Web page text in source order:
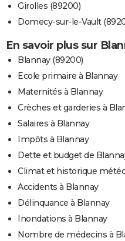
Girolles (89200)
Domecy-sur-le-Vault
En savoir plus sur
Blannay (89200)
Ecole primaire à Blannay
Maternités à Blannay
Crèches et garderies à
Salaires à Blannay
Impôts à Blannay
Dette et budget de
Climat et historique
Accidents à Blannay
Délinquance à Blannay
Inondations à Blannay
Nombre de médecins à